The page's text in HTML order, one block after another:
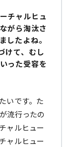
チャルヒュ
がら淘汰さ
したよね。
けて、むし
った受容を
いです。た
流行ったの
ャルヒュー
ャルヒュー